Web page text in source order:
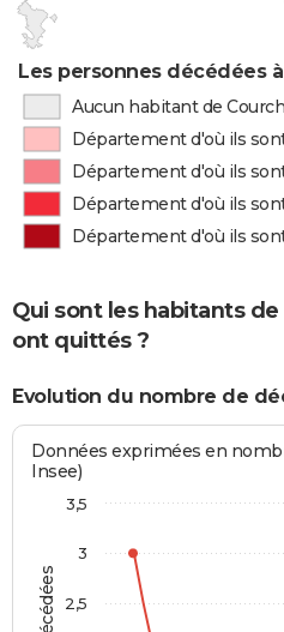
Les personnes décédées
Aucun habitant de
Département d'où ils
Département d'où ils
Département d'où ils
Département d'où ils
Qui sont les habitants
ont quittés ?
Evolution du nombre de
Données exprimées en
Insee)
2,5
3
3,5